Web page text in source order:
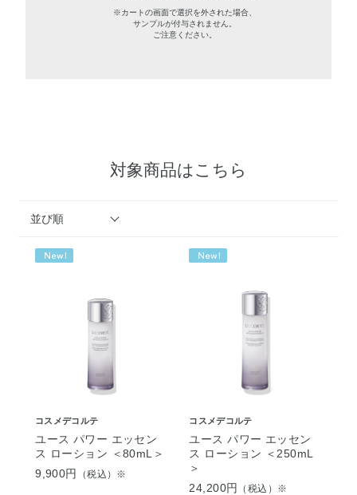
※カートの画面で選択を外された場合、
サンプルが付与されません。
ご注意ください。
対象商品はこちら
並び順
コスメデコルテ
ユース パワー エッセン
ス ローション ＜80mL＞
9,900円
（税込）※
コスメデコルテ
ユース パワー エッセン
ス ローション ＜250mL
＞
24,200円
（税込）※